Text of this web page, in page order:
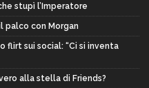
stupì l’Imperatore
palco con Morgan
flirt sui social: “Ci si inventa
alla stella di Friends?